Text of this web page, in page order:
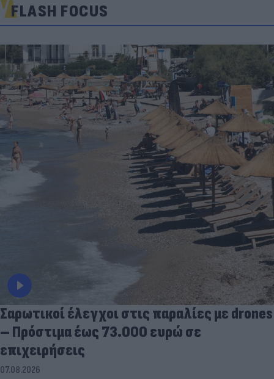
FLASH FOCUS
Σαρωτικοί έλεγχοι στις παραλίες με drones
– Πρόστιμα έως 73.000 ευρώ σε
επιχειρήσεις
07.08.2026